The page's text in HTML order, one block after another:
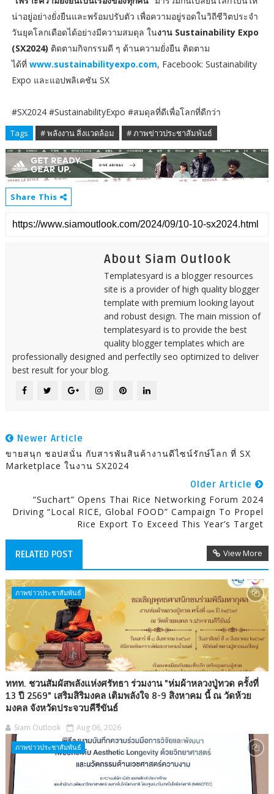
น่าอยู่อย่างยั่งยืนและพร้อมปรับตัว เพื่อความอยู่รอดในวิถีชีวิตประจำ
วันยุคโลกเดือดได้อย่างมีความสมดุล ในงาน Sustainability Expo
(SX2024) ติดตามกิจกรรมดี ๆ ด้านความยั่งยืน ติดตาม
ได้ที่ www.sustainabilityexpo.com, Facebook: Sustainability
Expo และแอปพลิเคชัน SX
#SX2024 #SustainabilityExpo #สมดุลที่ดีเพื่อโลกที่ดีกว่า
Tags # พลังงาน สิ่งแวดล้อม # ภาพข่าวประชาสัมพันธ์
Share This
About Siam Outlook
Templatesyard is a blogger resources
site is a provider of high quality blogger
template with premium looking layout
and robust design. The main mission of
templatesyard is to provide the best
quality blogger templates which are
professionally designed and perfectlly seo optimized to deliver
best result for your blog.
Newer Article
ขายสนุก ชอปสนั่น กับสารพันสินค้างานดีไซน์รักษ์โลก ที่ SX
Marketplace ในงาน SX2024
Older Article
“Suchart” Opens Thai Rice Networking Forum 2024
Driving “Local RICE, Global FOOD” Campaign To Propel
Rice Export To Exceed This Year’s Target
RELATED POST View More
ภาพข่าวประชาสัมพันธ์
ททท. ชวนสัมผัสพลังแห่งศรัทธา ร่วมงาน "ห่มผ้าหลวงปู่ทวด ครั้งที่
13 ปี 2569" เสริมสิริมงคล เติมพลังใจ 8-9 สิงหาคม นี้ ณ วัดห้วย
มงคล จังหวัดประจวบคีรีขันธ์
Siam Outlook Aug 06, 2026
ภาพข่าวประชาสัมพันธ์